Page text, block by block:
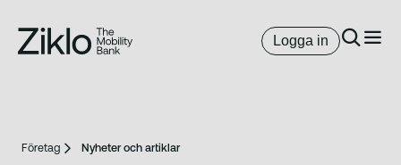
Logga in
Företag Nyheter och artiklar